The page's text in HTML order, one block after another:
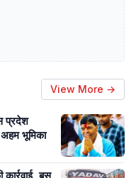
View More →
प्रदेश
अहम भूमिका